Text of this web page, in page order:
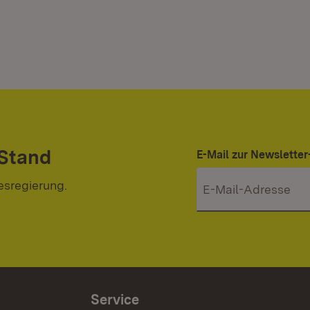
E-Mail zur
Service